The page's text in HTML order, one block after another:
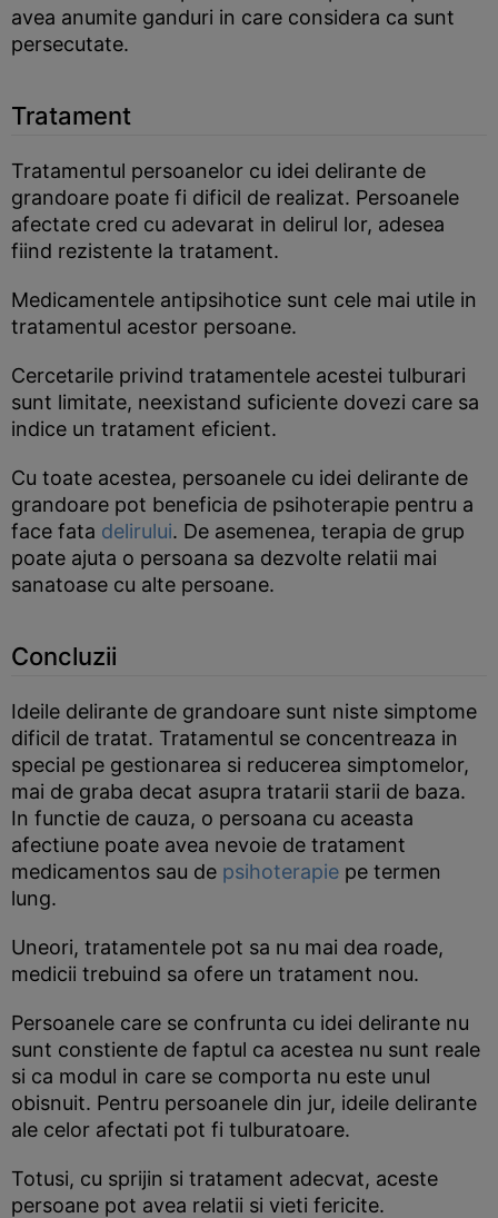
avea anumite ganduri in care considera ca sunt
persecutate.
Tratament
Tratamentul persoanelor cu idei delirante de
grandoare poate fi dificil de realizat. Persoanele
afectate cred cu adevarat in delirul lor, adesea
fiind rezistente la tratament.
Medicamentele antipsihotice sunt cele mai utile in
tratamentul acestor persoane.
Cercetarile privind tratamentele acestei tulburari
sunt limitate, neexistand suficiente dovezi care sa
indice un tratament eficient.
Cu toate acestea, persoanele cu idei delirante de
grandoare pot beneficia de psihoterapie pentru a
face fata delirului. De asemenea, terapia de grup
poate ajuta o persoana sa dezvolte relatii mai
sanatoase cu alte persoane.
Concluzii
Ideile delirante de grandoare sunt niste simptome
dificil de tratat. Tratamentul se concentreaza in
special pe gestionarea si reducerea simptomelor,
mai de graba decat asupra tratarii starii de baza.
In functie de cauza, o persoana cu aceasta
afectiune poate avea nevoie de tratament
medicamentos sau de psihoterapie pe termen
lung.
Uneori, tratamentele pot sa nu mai dea roade,
medicii trebuind sa ofere un tratament nou.
Persoanele care se confrunta cu idei delirante nu
sunt constiente de faptul ca acestea nu sunt reale
si ca modul in care se comporta nu este unul
obisnuit. Pentru persoanele din jur, ideile delirante
ale celor afectati pot fi tulburatoare.
Totusi, cu sprijin si tratament adecvat, aceste
persoane pot avea relatii si vieti fericite.